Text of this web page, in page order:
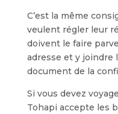
C’est la même
veulent régler leur
doivent le faire
adresse et y joindre
document de la
Si vous devez
Tohapi accepte les